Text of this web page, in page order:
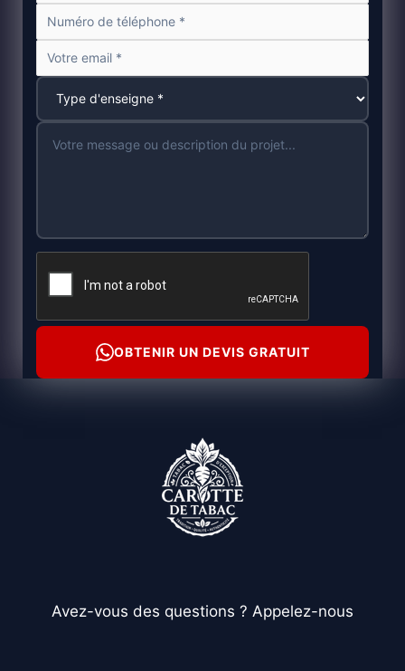
OBTENIR UN DEVIS GRATUIT
Avez-vous des questions ? Appelez-nous